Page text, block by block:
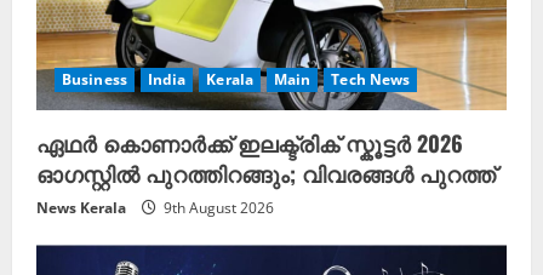
Business India Kerala Main Tech News
ഏഥർ കൊണാർക്ക് ഇലക്ട്രിക് സ്കൂട്ടർ 2026
ഓഗസ്റ്റിൽ പുറത്തിറങ്ങും; വിവരങ്ങൾ പുറത്ത്
News Kerala 9th August 2026